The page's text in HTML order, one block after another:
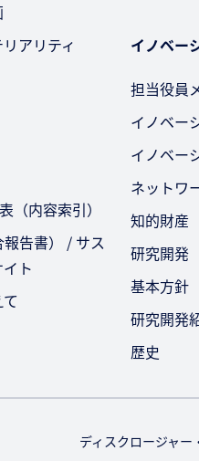
アリティ
（内容索引）
告書） / サス
ト
イノベー
担当役員
イノベー
イノベー
ネットワ
知的財産
研究開発
基本方針
研究開発
歴史
ディスクロージャー